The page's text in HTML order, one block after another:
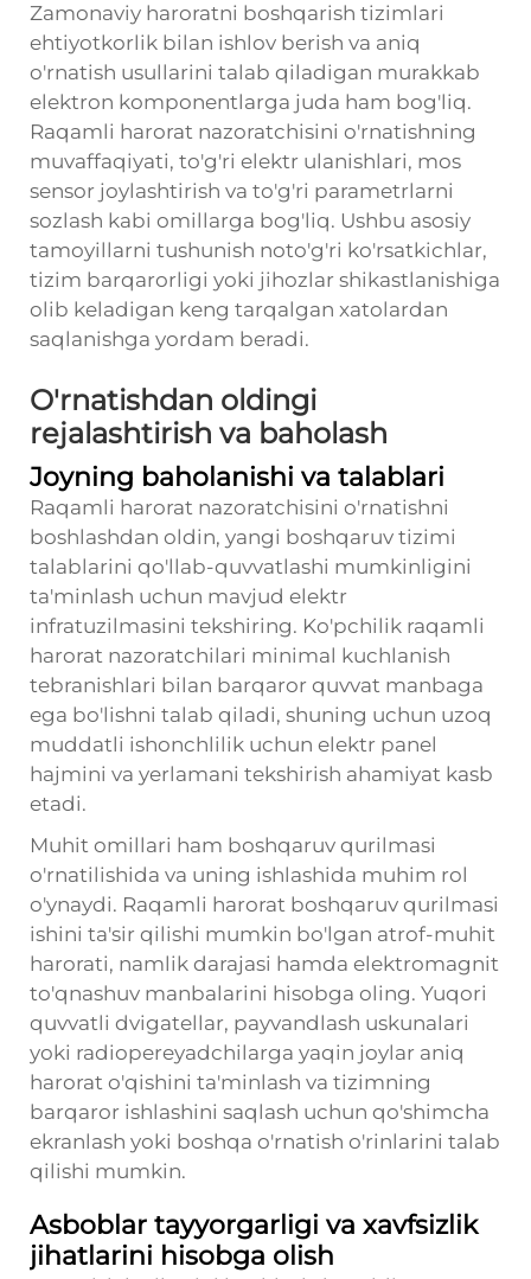
Zamonaviy haroratni boshqarish tizimlari
ehtiyotkorlik bilan ishlov berish va aniq
o'rnatish usullarini talab qiladigan murakkab
elektron komponentlarga juda ham bog'liq.
Raqamli harorat nazoratchisini o'rnatishning
muvaffaqiyati, to'g'ri elektr ulanishlari, mos
sensor joylashtirish va to'g'ri parametrlarni
sozlash kabi omillarga bog'liq. Ushbu asosiy
tamoyillarni tushunish noto'g'ri ko'rsatkichlar,
tizim barqarorligi yoki jihozlar shikastlanishiga
olib keladigan keng tarqalgan xatolardan
saqlanishga yordam beradi.
O'rnatishdan oldingi
rejalashtirish va baholash
Joyning baholanishi va talablari
Raqamli harorat nazoratchisini o'rnatishni
boshlashdan oldin, yangi boshqaruv tizimi
talablarini qo'llab-quvvatlashi mumkinligini
ta'minlash uchun mavjud elektr
infratuzilmasini tekshiring. Ko'pchilik raqamli
harorat nazoratchilari minimal kuchlanish
tebranishlari bilan barqaror quvvat manbaga
ega bo'lishni talab qiladi, shuning uchun uzoq
muddatli ishonchlilik uchun elektr panel
hajmini va yerlamani tekshirish ahamiyat kasb
etadi.
Muhit omillari ham boshqaruv qurilmasi
o'rnatilishida va uning ishlashida muhim rol
o'ynaydi. Raqamli harorat boshqaruv qurilmasi
ishini ta'sir qilishi mumkin bo'lgan atrof-muhit
harorati, namlik darajasi hamda elektromagnit
to'qnashuv manbalarini hisobga oling. Yuqori
quvvatli dvigatellar, payvandlash uskunalari
yoki radiopereyadchilarga yaqin joylar aniq
harorat o'qishini ta'minlash va tizimning
barqaror ishlashini saqlash uchun qo'shimcha
ekranlash yoki boshqa o'rnatish o'rinlarini talab
qilishi mumkin.
Asboblar tayyorgarligi va xavfsizlik
jihatlarini hisobga olish